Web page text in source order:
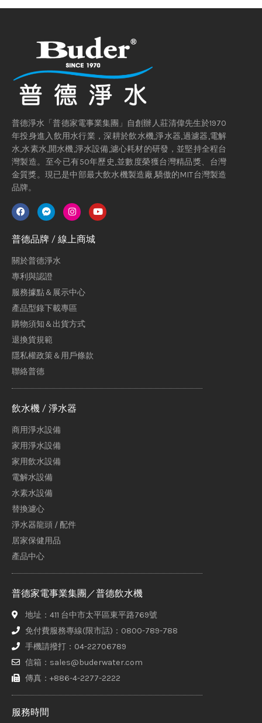
普德淨水「普德家電事業集團」自創辦人莊清偉先生於1970
年投身進入飲用水行業，深耕於飲水機,淨水器,過濾器,電解
水,水素水,開水機,淨水設備,濾心耗材的研發，並堅持全程台
灣製造。至今已有50年歷史,並數度榮獲台灣精品獎、台灣
金質獎。現已是中部最大飲水機製造廠,驕傲的MIT台灣製造
品牌。
普德品牌 / 線上商城
關於普德淨水
專利與認證
服務據點＆展示中心
產品型錄下載專區
購物須知＆出貨方式
退換貨規範
隱私權政策＆用戶條款
聯絡普德
飲水機 / 淨水器
商用淨水設備
家用淨水設備
家用飲水設備
電解水設備
水素水設備
替換濾心
淨水器龍頭 / 配件
居家保健用品
產品中心
普德家電事業集團／普德飲水機
地址：411 台中市太平區東平路769號
免付費服務專線(限市話)：0800-789-788
手機請撥打：04-22706789
信箱：sales@buderwater.com
傳真：+886-4-2277-2222
服務時間